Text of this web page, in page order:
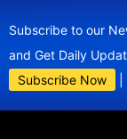
Subscribe to our
and Get Daily
Subscribe Now